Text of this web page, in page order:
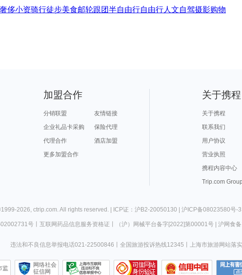
奢侈小资骑行徒步美食邮轮跟团半自由行自由行人文自驾摄影购物
加盟合作
分销联盟
友情链接
企业礼品卡采购
保险代理
代理合作
酒店加盟
更多加盟合作
关于携程
关于携程
联系我们
用户协议
营业执照
携程内容中心
Trip.com Group
1999-2026, ctrip.com. All rights reserved. | ICP证：沪B2-20050130 | 沪ICP备08023580号-3
号丨 互联网药品信息服务资格证 （沪）网械平台备字[2022]第00001号| 沪网食
违法和不良信息举报电话021-22500846 全国旅游投诉热线12345 上海市旅游网站落
监
网络社会
征信网